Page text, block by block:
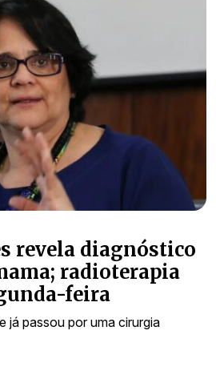
revela diagnóstico
radioterapia
feira
já passou por uma cirurgia